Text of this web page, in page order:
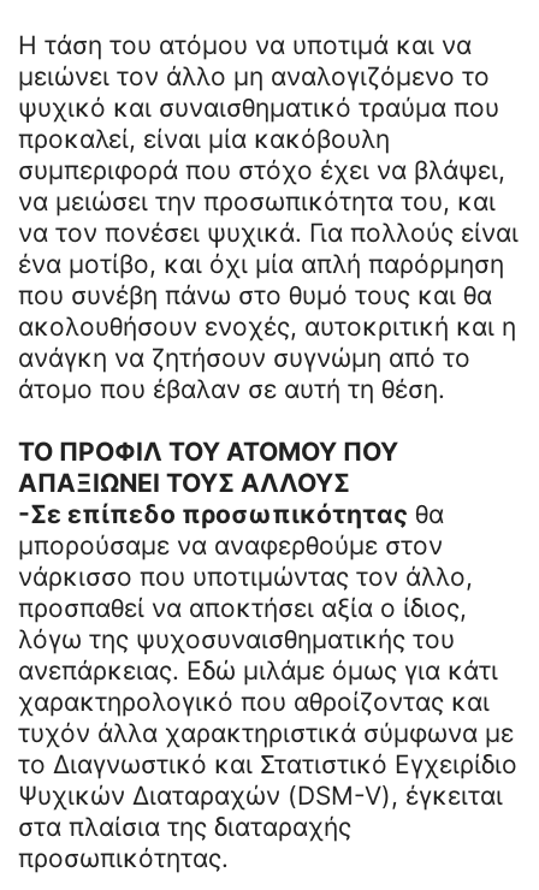
Η τάση του ατόμου να υποτιμά και να
μειώνει τον άλλο μη αναλογιζόμενο το
ψυχικό και συναισθηματικό τραύμα που
προκαλεί, είναι μία κακόβουλη
συμπεριφορά που στόχο έχει να βλάψει,
να μειώσει την προσωπικότητα του, και
να τον πονέσει ψυχικά. Για πολλούς είναι
ένα μοτίβο, και όχι μία απλή παρόρμηση
που συνέβη πάνω στο θυμό τους και θα
ακολουθήσουν ενοχές, αυτοκριτική και η
ανάγκη να ζητήσουν συγνώμη από το
άτομο που έβαλαν σε αυτή τη θέση.
ΤΟ ΠΡΟΦΙΛ ΤΟΥ ΑΤΟΜΟΥ ΠΟΥ
ΑΠΑΞΙΩΝΕΙ ΤΟΥΣ ΑΛΛΟΥΣ
-Σε επίπεδο προσωπικότητας θα
μπορούσαμε να αναφερθούμε στον
νάρκισσο που υποτιμώντας τον άλλο,
προσπαθεί να αποκτήσει αξία ο ίδιος,
λόγω της ψυχοσυναισθηματικής του
ανεπάρκειας. Εδώ μιλάμε όμως για κάτι
χαρακτηρολογικό που αθροίζοντας και
τυχόν άλλα χαρακτηριστικά σύμφωνα με
το Διαγνωστικό και Στατιστικό Εγχειρίδιο
Ψυχικών Διαταραχών (DSM-V), έγκειται
στα πλαίσια της διαταραχής
προσωπικότητας.